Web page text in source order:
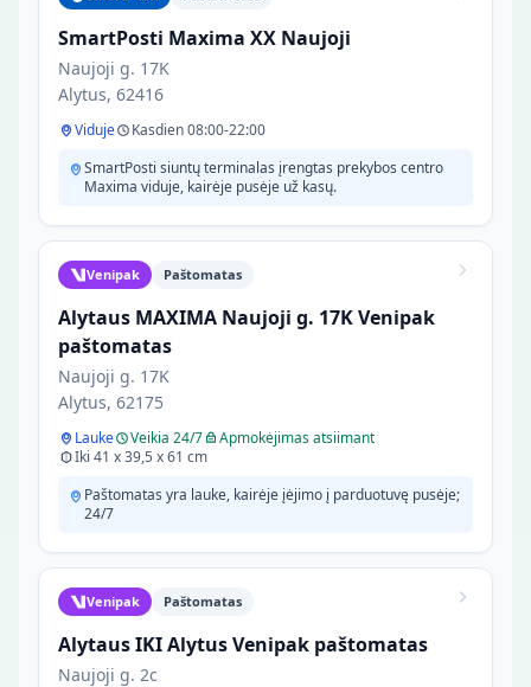
SmartPosti Maxima XX Naujoji
Naujoji g. 17K
Alytus, 62416
Viduje
Kasdien 08:00-22:00
SmartPosti siuntų terminalas įrengtas prekybos centro
Maxima viduje, kairėje pusėje už kasų.
Venipak Paštomatas
Alytaus MAXIMA Naujoji g. 17K Venipak
paštomatas
Naujoji g. 17K
Alytus, 62175
Lauke Veikia 24/7
Apmokėjimas atsiimant
Iki 41 x 39,5 x 61 cm
Paštomatas yra lauke, kairėje įėjimo į parduotuvę pusėje;
24/7
Venipak Paštomatas
Alytaus IKI Alytus Venipak paštomatas
Naujoji g. 2c